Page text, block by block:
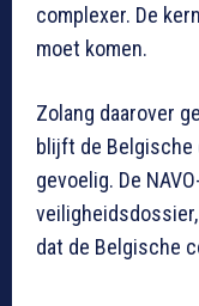
complexer. De
moet komen.
Zolang daarover
blijft de
gevoelig. De
dat de Belgische